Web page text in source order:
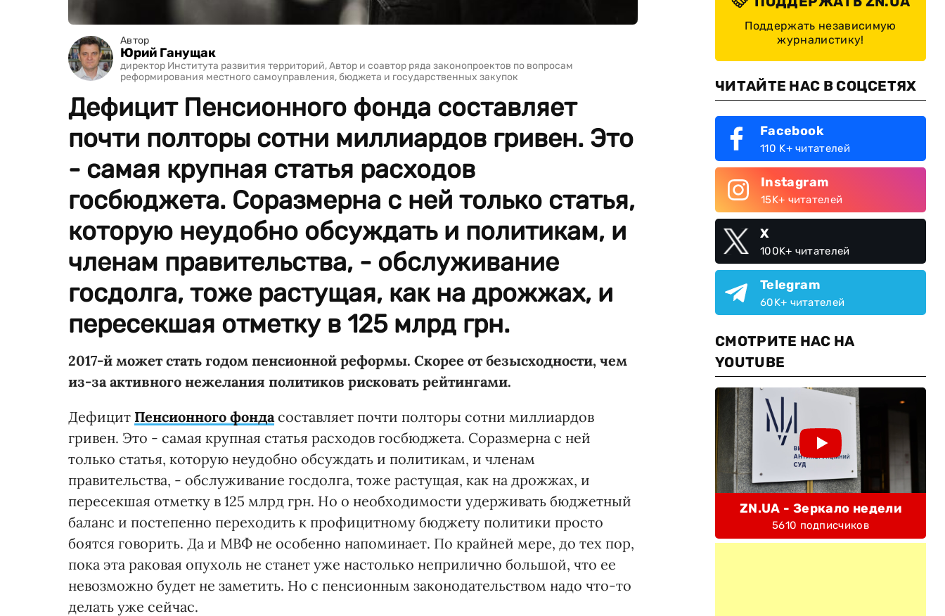
Автор
Юрий Ганущак
директор Института развития территорий, Автор и соавтор ряда законопроектов по вопросам
реформирования местного самоуправления, бюджета и государственных закупок
Дефицит Пенсионного фонда составляет
почти полторы сотни миллиардов гривен. Это
- самая крупная статья расходов
госбюджета. Соразмерна с ней только статья,
которую неудобно обсуждать и политикам, и
членам правительства, - обслуживание
госдолга, тоже растущая, как на дрожжах, и
пересекшая отметку в 125 млрд грн.
2017-й может стать годом пенсионной реформы. Скорее от безысходности, чем
из-за активного нежелания политиков рисковать рейтингами.
Дефицит Пенсионного фонда составляет почти полторы сотни миллиардов
гривен. Это - самая крупная статья расходов госбюджета. Соразмерна с ней
только статья, которую неудобно обсуждать и политикам, и членам
правительства, - обслуживание госдолга, тоже растущая, как на дрожжах, и
пересекшая отметку в 125 млрд грн. Но о необходимости удерживать бюджетный
баланс и постепенно переходить к профицитному бюджету политики просто
боятся говорить. Да и МВФ не особенно напоминает. По крайней мере, до тех пор,
пока эта раковая опухоль не станет уже настолько неприлично большой, что ее
невозможно будет не заметить. Но с пенсионным законодательством надо что-то
делать уже сейчас.
Поддержать независимую
журналистику!
ЧИТАЙТЕ НАС В СОЦСЕТЯХ
Facebook
110 K+ читателей
Instagram
15K+ читателей
X
100K+ читателей
Telegram
60K+ читателей
СМОТРИТЕ НАС НА
YOUTUBE
ZN.UA - Зеркало недели
5610 подписчиков